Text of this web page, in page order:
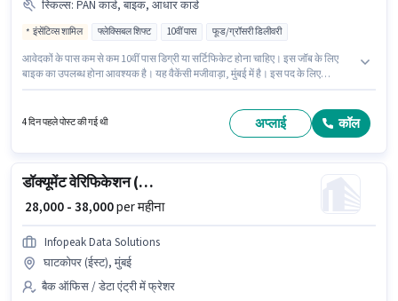
स्किल्स: PAN कार्ड, बाइक, आधार कार्ड
इंसेंटिव्स शामिल फ्लेक्सिबल शिफ्ट 10वीं पास फूड/ग्रॉसरी डिलीवरी
आवेदकों के पास कम से कम 10वीं पास डिग्री या सर्टिफिकेट होना चाहिए। इस जॉब के लिए
बाइक का उपलब्ध होना आवश्यक है। यह वैकेंसी मजीवाड़ा, मुंबई में है। इस पद के लिए
Fixed + Incentives वेतन संरचना मिलती है।
4 दिन पहले पोस्ट की गई थी अप्लाई कॉल
डॉक्यूमेंट वेरिफिकेशन (ऑफिस)
₹ 28,000 - 38,000per महीना
Infopeak Data Solutions
घाटकोपर (ईस्ट), मुंबई
बैक ऑफिस / डेटा एंट्री में फ्रेशर